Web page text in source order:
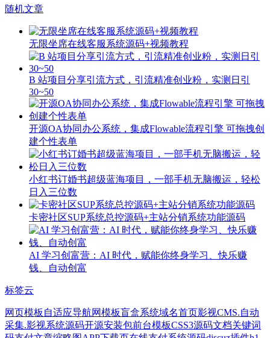
随机文章
无限坐席在线客服系统源码+视频教程
B 站项目分享引流方式，引流精准创业粉，实测日引
30~50
开源OA协同办公系统，集成Flowable流程引擎 可拖拽创
建个性表单
小红书订婚书超级蓝海项目，一部手机无脑搬运，轻松
日入三位数
卡密社区SUP系统总控源码+主站分销系统功能源码
AI 学习创富营：AI 时代，赋能你终身学习、快乐赚
钱、自动创富
标签云
网页模板 自适应导航网模板盲盒系统域名首页影视CMS.自动
采集.影视系统源码开源安装包前台模板CSS3源码文档关键词